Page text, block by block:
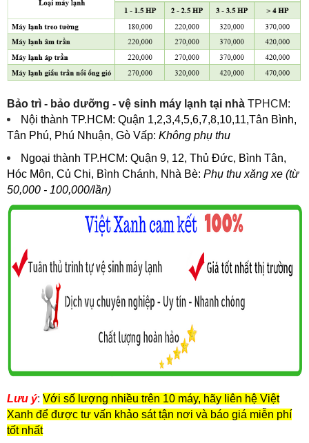
Bảo trì - bảo dưỡng - vệ sinh máy lạnh tại nhà TPHCM:
Nội thành TP.HCM: Quận 1,2,3,4,5,6,7,8,10,11,Tân Bình,
Tân Phú, Phú Nhuận, Gò Vấp: Không phụ thu
Ngoại thành TP.HCM: Quận 9, 12, Thủ Đức, Bình Tân,
Hóc Môn, Củ Chi, Bình Chánh, Nhà Bè: Phụ thu xăng xe (từ
50,000 - 100,000/lần)
Lưu ý: Với số lượng nhiều trên 10 máy, hãy liên hệ Việt
Xanh để được tư vấn khảo sát tận nơi và báo giá miễn phí
tốt nhất